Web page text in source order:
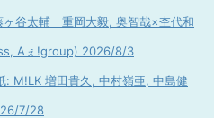
ヶ谷太輔 重岡大毅, 奥智哉×杢代和
Aぇ!group) 2026/8/3
M!LK 増田貴久, 中村嶺亜, 中島健
7/28